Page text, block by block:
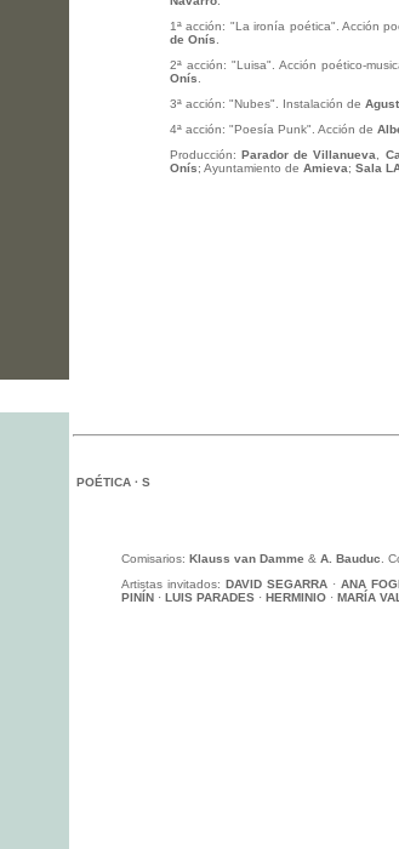
1ª acción: "La ironía poética". Acción
de Onís
2ª acción: "Luisa". Acción poético-
Onís
3ª acción: "Nubes". Instalación de
4ª acción: "Poesía Punk". Acción de
Producción:Parador de Villanueva
Onís; Ayuntamiento de Amieva; Sala
POÉTICA · S
Comisarios: Klauss van Damme & A. Bauduc .
Artistas invitados:DAVID SEGARRA ·ANA
PINÍN · LUIS PARADES · HERMINIO · MARÍA